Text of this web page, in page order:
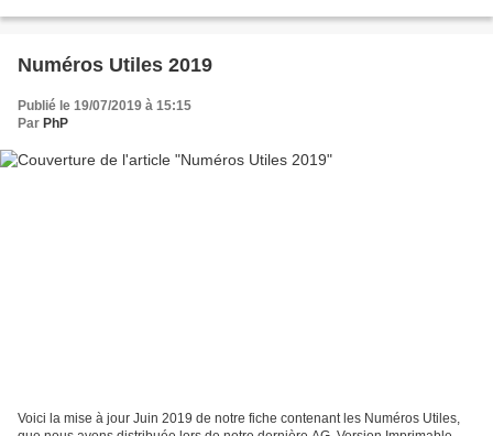
Numéros Utiles 2019
Publié le 19/07/2019 à 15:15
Par PhP
Voici la mise à jour Juin 2019 de notre fiche contenant les Numéros Utiles,